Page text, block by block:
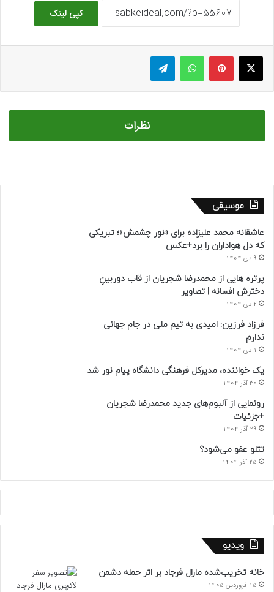
کپی لینک
ایکس پینتریستواتس آپ تلگرام
نظرات
موسیقی
عاشقانه محمد علیزاده برای «نور چشمش»؛ تبریکی
که دل هواداران را برد+عکس
9 دی 1404
پرتره هایی از محمدرضا شجریان از قاب دوربینِ
دخترش افسانه | تصاویر
2 دی 1404
فرزاد فرزین: امیدی به تیم ملی در جام جهانی
ندارم
1 دی 1404
یک خواننده، مدیرکل فرهنگی دانشگاه پیام نور شد
30 آذر 1404
رونمایی از آلبوم‌های جدید محمدرضا شجریان
+جزئیات
29 آذر 1404
تتلو عفو می‌شود؟
25 آذر 1404
ویدیو
خانه تخریب‌شده مارال فرجاد بر اثر حمله دشمن
15 فروردین 1405